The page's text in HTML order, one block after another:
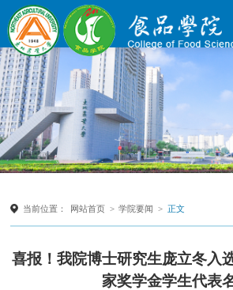
当前位置： 网站首页 > 学院要闻 > 正文
喜报！我院博士研究生庞立冬入
家奖学金学生代表